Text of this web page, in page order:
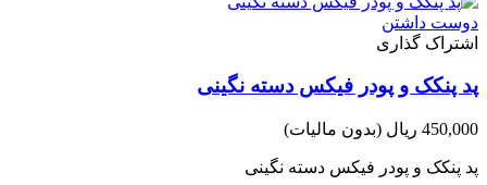
دوست داشتن
اشتراک گذاری
پد پنکک و پودر فیکس دسته نگینی
450,000 ریال (بدون مالیات)
پد پنکک و پودر فیکس دسته نگینی